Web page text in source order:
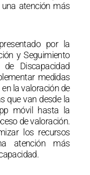
atención más
por la
y Seguimiento
Discapacidad
medidas
la valoración de
que van desde la
móvil hasta la
de valoración.
los recursos
atención más